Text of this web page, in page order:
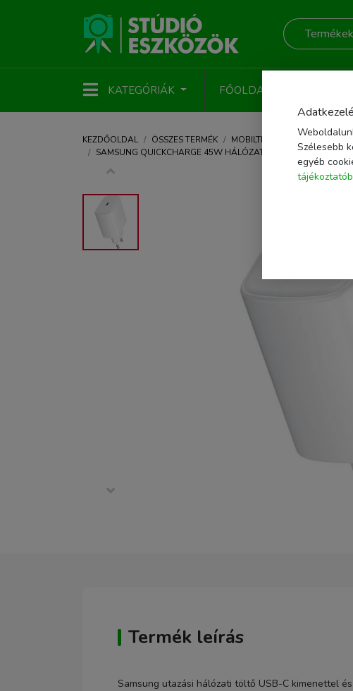
KATEGÓRIÁK FŐOLDAL
KEZDŐOLDAL ÖSSZES TERMÉK MOBILTELEFON KIEGÉSZÍTŐK
SAMSUNG QUICKCHARGE 45W HÁLÓZATI TÖLTŐ ADAPTER
Termék leírás
Samsung utazási hálózati töltő USB-C kimenettel
Szélesebb
egyéb